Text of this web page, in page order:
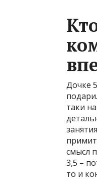
Дочке
таки
смысл
3,5 –
то и